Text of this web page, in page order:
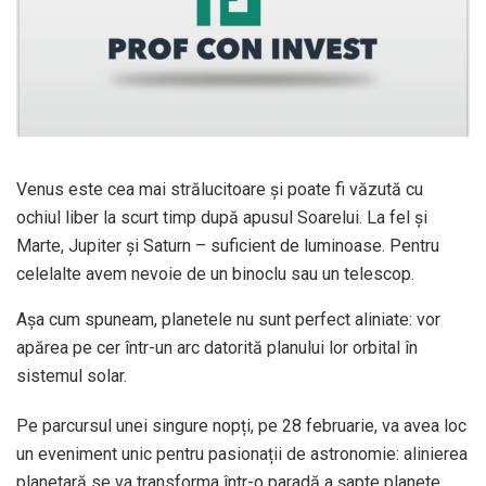
Venus este cea mai strălucitoare și poate fi văzută cu
ochiul liber la scurt timp după apusul Soarelui. La fel și
Marte, Jupiter și Saturn – suficient de luminoase. Pentru
celelalte avem nevoie de un binoclu sau un telescop.
Așa cum spuneam, planetele nu sunt perfect aliniate: vor
apărea pe cer într-un arc datorită planului lor orbital în
sistemul solar.
Pe parcursul unei singure nopți, pe 28 februarie, va avea loc
un eveniment unic pentru pasionații de astronomie: alinierea